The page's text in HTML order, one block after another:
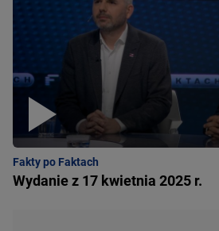
Fakty po Faktach
Wydanie z 17 kwietnia 2025 r.